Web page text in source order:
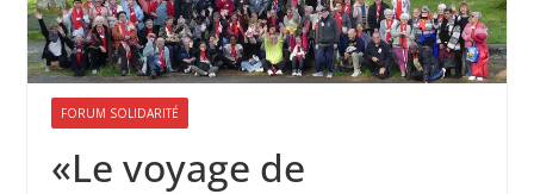
FORUM SOLIDARITÉ
«Le voyage de